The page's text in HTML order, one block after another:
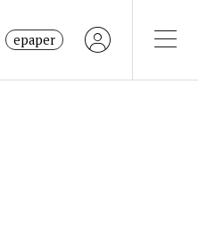
epaper